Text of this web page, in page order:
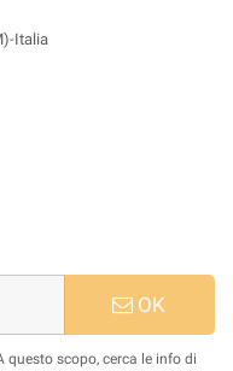
Italia
OK
scopo, cerca le info di